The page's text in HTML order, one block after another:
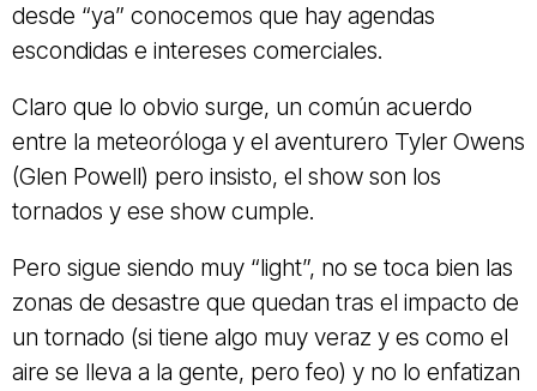
desde “ya” conocemos que hay agendas
escondidas e intereses comerciales.
Claro que lo obvio surge, un común acuerdo
entre la meteoróloga y el aventurero Tyler Owens
(Glen Powell) pero insisto, el show son los
tornados y ese show cumple.
Pero sigue siendo muy “light”, no se toca bien las
zonas de desastre que quedan tras el impacto de
un tornado (si tiene algo muy veraz y es como el
aire se lleva a la gente, pero feo) y no lo enfatizan